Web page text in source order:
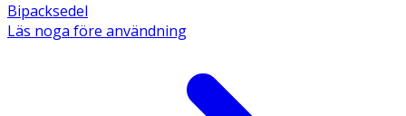
Bipacksedel
Läs noga före användning